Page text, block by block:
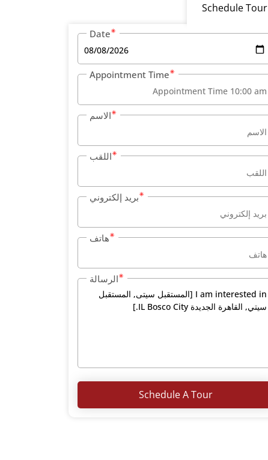
Schedule Tour
Date
Appointment Time
الاسم
اللقب
بريد إلكتروني
هاتف
الرسالة
Schedule A Tour